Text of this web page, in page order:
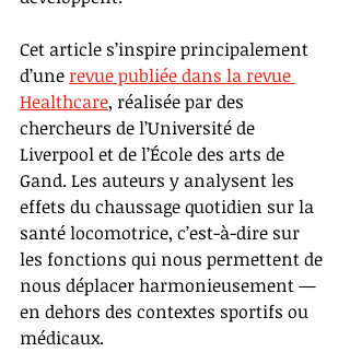
Cet article s’inspire principalement
d’une revue publiée dans la revue
Healthcare, réalisée par des
chercheurs de l’Université de
Liverpool et de l’École des arts de
Gand. Les auteurs y analysent les
effets du chaussage quotidien sur la
santé locomotrice, c’est-à-dire sur
les fonctions qui nous permettent de
nous déplacer harmonieusement —
en dehors des contextes sportifs ou
médicaux.